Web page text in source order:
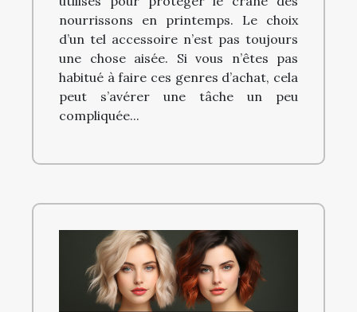
nourrissons en printemps. Le choix
d’un tel accessoire n’est pas toujours
une chose aisée. Si vous n’êtes pas
habitué à faire ces genres d’achat, cela
peut s’avérer une tâche un peu
compliquée...